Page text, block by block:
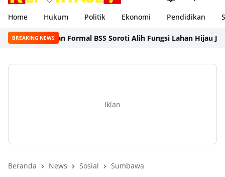
Home Hukum Politik Ekonomi Pendidikan
BREAKING NEWS
NTB dan Formal BSS Soroti Alih Fungsi Lahan Hijau Jadi
Iklan
Beranda News Sosial Sumbawa